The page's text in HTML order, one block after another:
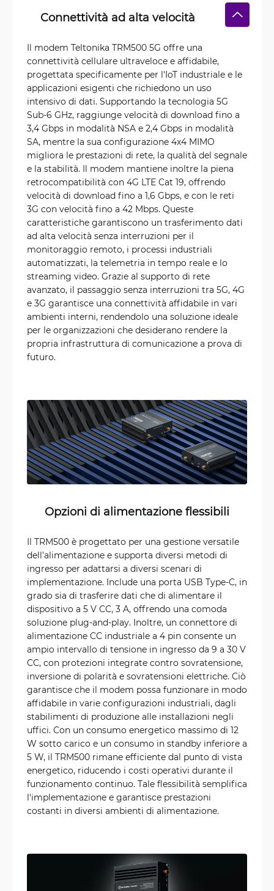
Connettività ad alta velocità
Il modem Teltonika TRM500 5G offre una
connettività cellulare ultraveloce e affidabile,
progettata specificamente per l'IoT industriale e le
applicazioni esigenti che richiedono un uso
intensivo di dati. Supportando la tecnologia 5G
Sub-6 GHz, raggiunge velocità di download fino a
3,4 Gbps in modalità NSA e 2,4 Gbps in modalità
SA, mentre la sua configurazione 4x4 MIMO
migliora le prestazioni di rete, la qualità del segnale
e la stabilità. Il modem mantiene inoltre la piena
retrocompatibilità con 4G LTE Cat 19, offrendo
velocità di download fino a 1,6 Gbps, e con le reti
3G con velocità fino a 42 Mbps. Queste
caratteristiche garantiscono un trasferimento dati
ad alta velocità senza interruzioni per il
monitoraggio remoto, i processi industriali
automatizzati, la telemetria in tempo reale e lo
streaming video. Grazie al supporto di rete
avanzato, il passaggio senza interruzioni tra 5G, 4G
e 3G garantisce una connettività affidabile in vari
ambienti interni, rendendolo una soluzione ideale
per le organizzazioni che desiderano rendere la
propria infrastruttura di comunicazione a prova di
futuro.
Opzioni di alimentazione flessibili
Il TRM500 è progettato per una gestione versatile
dell'alimentazione e supporta diversi metodi di
ingresso per adattarsi a diversi scenari di
implementazione. Include una porta USB Type-C, in
grado sia di trasferire dati che di alimentare il
dispositivo a 5 V CC, 3 A, offrendo una comoda
soluzione plug-and-play. Inoltre, un connettore di
alimentazione CC industriale a 4 pin consente un
ampio intervallo di tensione in ingresso da 9 a 30 V
CC, con protezioni integrate contro sovratensione,
inversione di polarità e sovratensioni elettriche. Ciò
garantisce che il modem possa funzionare in modo
affidabile in varie configurazioni industriali, dagli
stabilimenti di produzione alle installazioni negli
uffici. Con un consumo energetico massimo di 12
W sotto carico e un consumo in standby inferiore a
5 W, il TRM500 rimane efficiente dal punto di vista
energetico, riducendo i costi operativi durante il
funzionamento continuo. Tale flessibilità semplifica
l'implementazione e garantisce prestazioni
costanti in diversi ambienti di alimentazione.